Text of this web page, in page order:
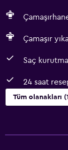
Çamaşır
Saç
24 saat
Tüm olanakları
Oda servisi